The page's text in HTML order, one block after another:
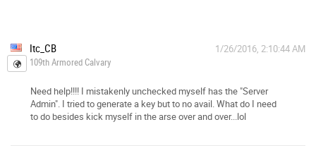
Itc_CB
109th Armored Calvary
1/26/2016, 2:10:44 AM
Need help!!!! I mistakenly unchecked myself has the "Server
Admin". I tried to generate a key but to no avail. What do I need
to do besides kick myself in the arse over and over...lol